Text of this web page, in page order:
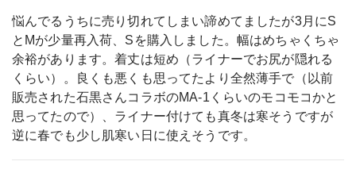
悩んでるうちに売り切れてしまい諦めてましたが3月にS
とMが少量再入荷、Sを購入しました。幅はめちゃくちゃ
余裕があります。着丈は短め（ライナーでお尻が隠れる
くらい）。良くも悪くも思ってたより全然薄手で（以前
販売された石黒さんコラボのMA-1くらいのモコモコかと
思ってたので）、ライナー付けても真冬は寒そうですが
逆に春でも少し肌寒い日に使えそうです。